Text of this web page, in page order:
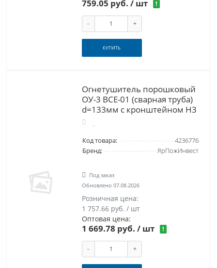
759.05 руб. / шт !
- +
КУПИТЬ
Огнетушитель порошковый
ОУ-3 ВСЕ-01 (сварная труба)
d=133мм с кронштейном Н3
Код товара:
4236776
Бренд:
ЯрПожИнвест
Под заказ
Обновлено 07.08.2026
Розничная цена:
1 757.66 руб. / шт
Оптовая цена:
1 669.78 руб. / шт !
- +